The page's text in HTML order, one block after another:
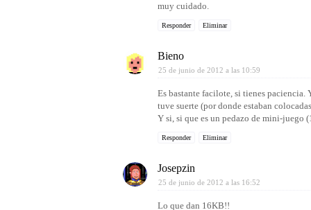
muy cuidado.
Responder Eliminar
Bieno
25 de junio de 2012 a las 10:59
Es bastante facilote, si tienes paciencia.
tuve suerte (por donde estaban
Y si, si que es un pedazo de mini-juego
Responder Eliminar
Josepzin
25 de junio de 2012 a las 16:52
Lo que dan 16KB!!